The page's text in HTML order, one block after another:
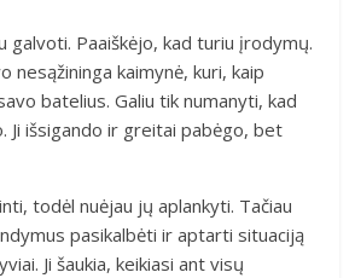
galvoti. Paaiškėjo, kad turiu įrodymų.
nesąžininga kaimynė, kuri, kaip
batelius. Galiu tik numanyti, kad
Ji išsigando ir greitai pabėgo, bet
todėl nuėjau jų aplankyti. Tačiau
pasikalbėti ir aptarti situaciją
Ji šaukia, keikiasi ant visų